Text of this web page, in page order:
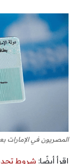
المصريون في الإمارات
اقرأ أيضًا: